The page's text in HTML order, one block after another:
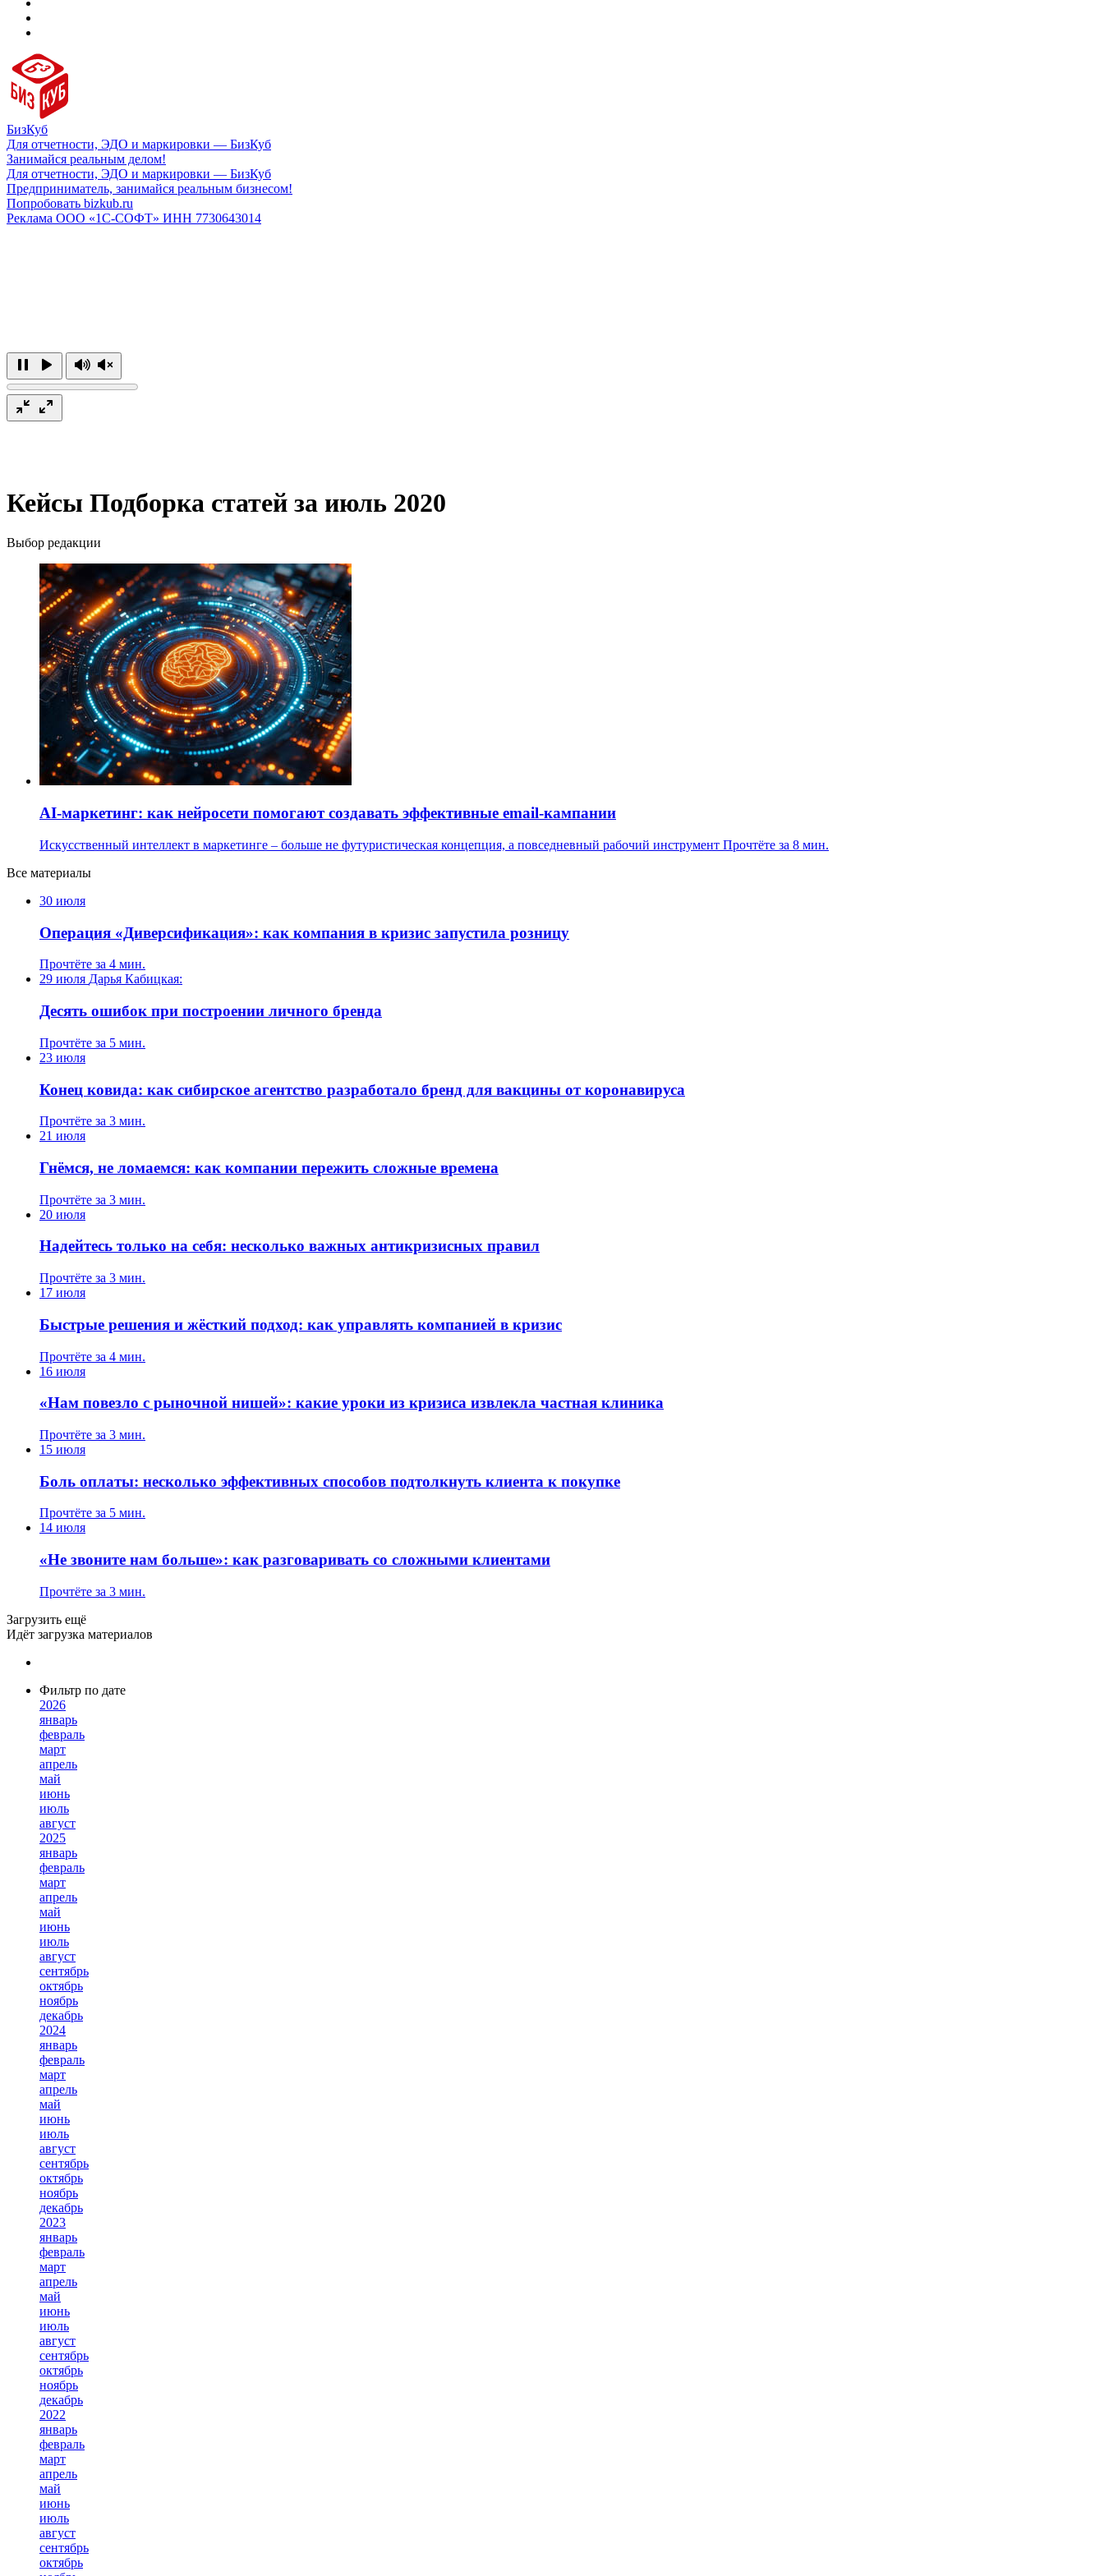
БизКуб
Для отчетности, ЭДО и маркировки — БизКуб
Занимайся реальным делом!
Для отчетности, ЭДО и маркировки — БизКуб
Предприниматель, занимайся реальным бизнесом!
Попробовать bizkub.ru
Реклама ООО «1С-СОФТ» ИНН 7730643014
Кейсы Подборка статей за июль 2020
Выбор редакции
AI-маркетинг: как нейросети помогают создавать эффективные email-кампании
Искусственный интеллект в маркетинге – больше не футуристическая концепция, а повседневный рабочий инструмент Прочтёте за 8 мин.
Все материалы
30 июля
Операция «Диверсификация»: как компания в кризис запустила розницу
Прочтёте за 4 мин.
29 июля Дарья Кабицкая:
Десять ошибок при построении личного бренда
Прочтёте за 5 мин.
23 июля
Конец ковида: как сибирское агентство разработало бренд для вакцины от коронавируса
Прочтёте за 3 мин.
21 июля
Гнёмся, не ломаемся: как компании пережить сложные времена
Прочтёте за 3 мин.
20 июля
Надейтесь только на себя: несколько важных антикризисных правил
Прочтёте за 3 мин.
17 июля
Быстрые решения и жёсткий подход: как управлять компанией в кризис
Прочтёте за 4 мин.
16 июля
«Нам повезло с рыночной нишей»: какие уроки из кризиса извлекла частная клиника
Прочтёте за 3 мин.
15 июля
Боль оплаты: несколько эффективных способов подтолкнуть клиента к покупке
Прочтёте за 5 мин.
14 июля
«Не звоните нам больше»: как разговаривать со сложными клиентами
Прочтёте за 3 мин.
Загрузить ещё
Идёт загрузка материалов
Фильтр по дате
2026
январь
февраль
март
апрель
май
июнь
июль
август
2025
январь
февраль
март
апрель
май
июнь
июль
август
сентябрь
октябрь
ноябрь
декабрь
2024
январь
февраль
март
апрель
май
июнь
июль
август
сентябрь
октябрь
ноябрь
декабрь
2023
январь
февраль
март
апрель
май
июнь
июль
август
сентябрь
октябрь
ноябрь
декабрь
2022
январь
февраль
март
апрель
май
июнь
июль
август
сентябрь
октябрь